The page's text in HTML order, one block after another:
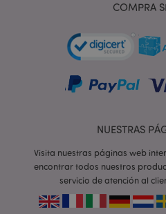
COMPRA
NUESTRAS
Visita nuestras páginas web
encontrar todos nuestros
servicio de atención al